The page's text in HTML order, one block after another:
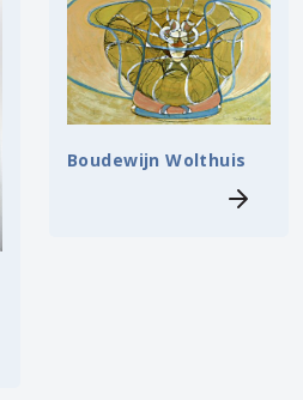
Boudewijn Wolthuis